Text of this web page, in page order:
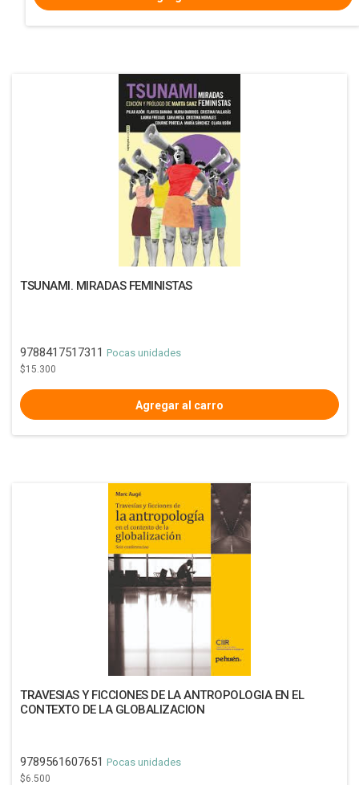
TSUNAMI. MIRADAS FEMINISTAS
9788417517311 Pocas unidades
$15.300
TRAVESIAS Y FICCIONES DE LA ANTROPOLOGIA EN EL
CONTEXTO DE LA GLOBALIZACION
9789561607651 Pocas unidades
$6.500